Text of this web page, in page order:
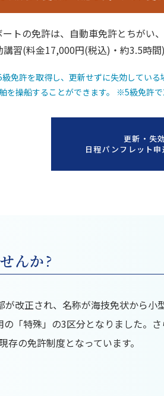
ートの免許は、自動車免許とちがい
講習(料金17,000円(税込)・約3.5時間
免許を取得し、更新せずに失効してい
を操船することができます。 ※5級免許
更新・失
日程パンフレット
んか?
改正され、名称が海技免状から
の「特殊」の3区分となりました
の免許制度となっています。